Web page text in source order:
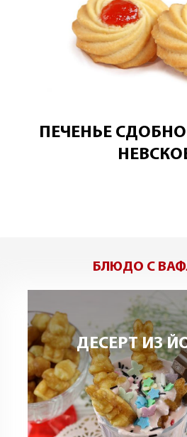
ПЕЧЕНЬЕ
БЛЮДО С
ДЕСЕРТ ИЗ